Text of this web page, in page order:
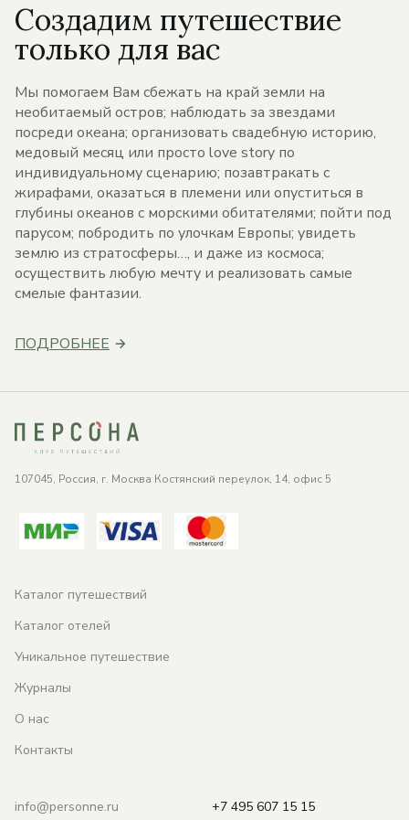
Создадим путешествие
только для вас
Мы помогаем Вам сбежать на край земли на
необитаемый остров; наблюдать за звездами
посреди океана; организовать свадебную историю,
медовый месяц или просто love story по
индивидуальному сценарию; позавтракать с
жирафами, оказаться в племени или опуститься в
глубины океанов с морскими обитателями; пойти под
парусом; побродить по улочкам Европы; увидеть
землю из стратосферы…, и даже из космоса;
осуществить любую мечту и реализовать самые
смелые фантазии.
ПОДРОБНЕЕ
107045, Россия, г. Москва Костянский переулок, 14, офис 5
Каталог путешествий
Каталог отелей
Уникальное путешествие
Журналы
О нас
Контакты
info@personne.ru +7 495 607 15 15